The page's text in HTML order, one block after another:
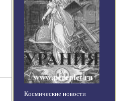
Космические новости